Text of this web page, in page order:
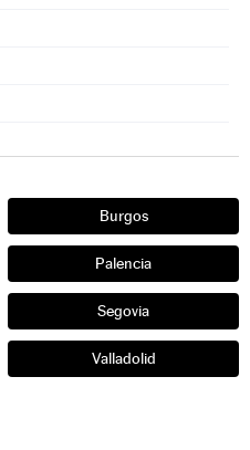
Burgos
Palencia
Segovia
Valladolid